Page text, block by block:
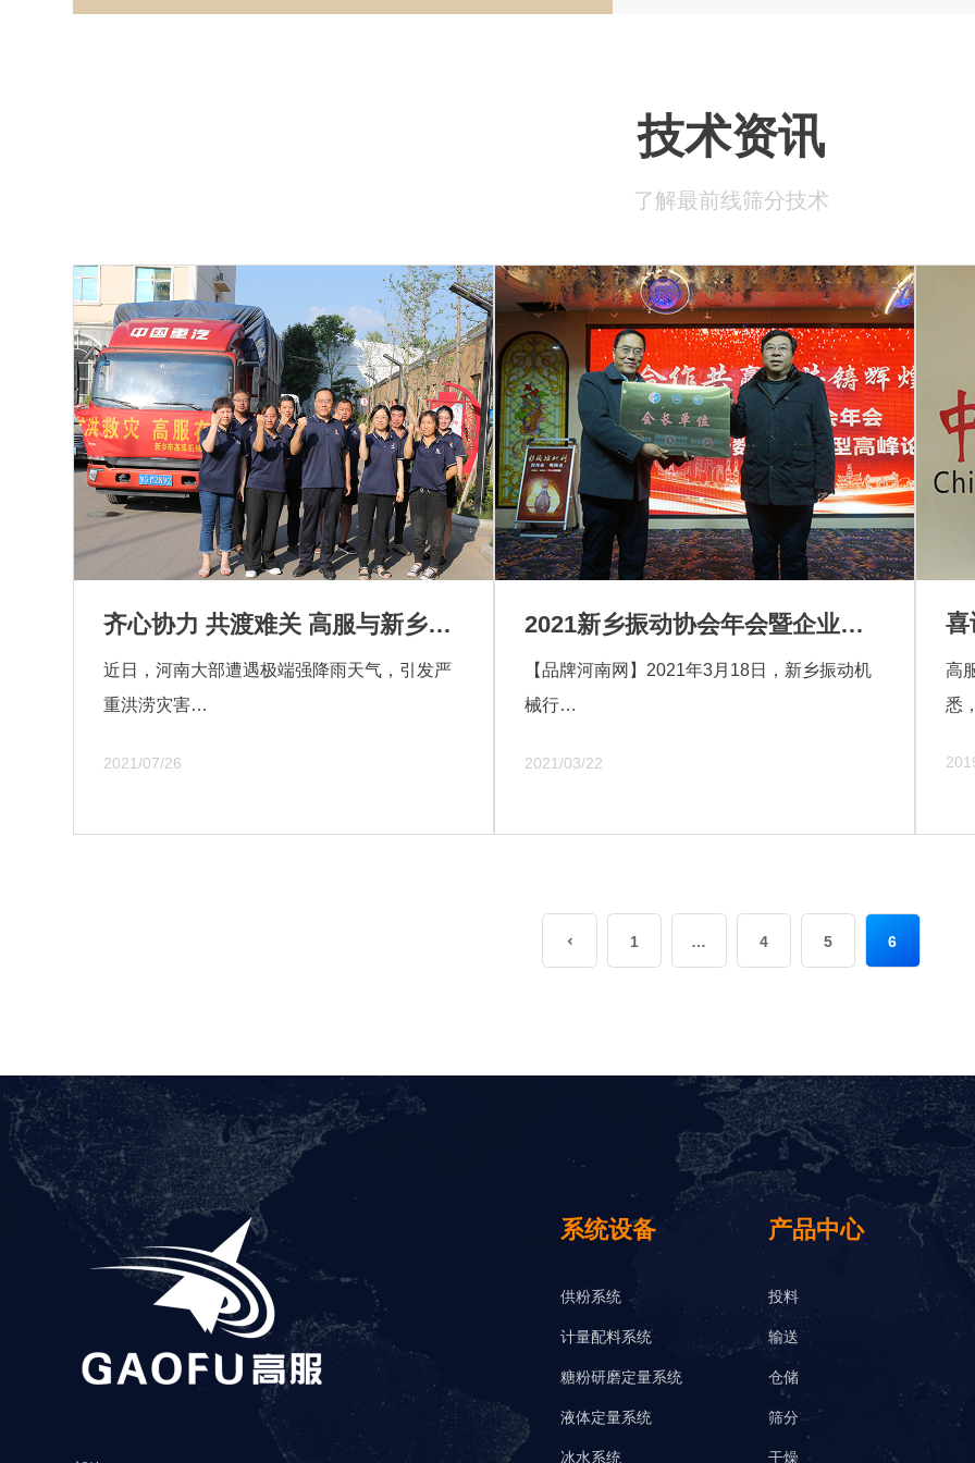
技术资讯
了解最前线筛分技术
齐心协力 共渡难关 高服与新乡人民始终同在
近日，河南大部遭遇极端强降雨天气，引发严
重洪涝灾害…
2021/07/26
2021新乡振动协会年会暨企业数字化转型高峰论坛隆重召
【品牌河南网】2021年3月18日，新乡振动机
械行…
2021/03/22
高
悉
驰
 1 … 4 5 6
系统设备
供粉系统
计量配料系统
糖粉研磨定量系统
液体定量系统
冰水系统
产品中心
投料
输送
仓储
筛分
干燥